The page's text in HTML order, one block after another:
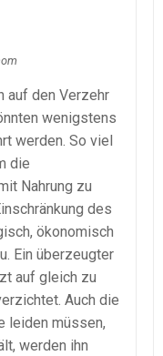
auf den Verzehr
wenigstens
werden. So viel
die
Nahrung zu
des
ökonomisch
Ein überzeugter
auf gleich zu
Auch die
leiden müssen,
werden ihn